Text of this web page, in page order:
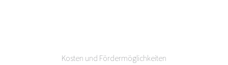
Kosten und Fördermöglichkeiten